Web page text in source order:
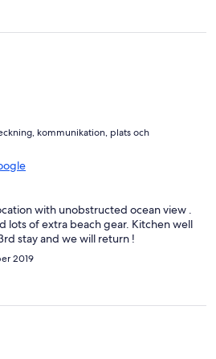
kommunikation, plats och
with unobstructed ocean view .
lots of extra beach gear. Kitchen well
stay and we will return !
2019